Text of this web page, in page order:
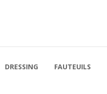
DRESSING FAUTEUILS